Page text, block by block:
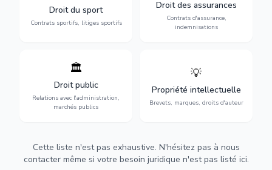
Droit du sport
Contrats sportifs, litiges sportifs
transferts, sponsoring et
contentieux.
Droit des assurances
Contrats d'assurance,
indemnisations
sinistres et indemnisations
optimales.
🏛️
Droit public
Relations avec l'administration,
marchés publics
Gestion de vos relations
avec l'administration :
marchés publics,
urbanisme et contentieux.
💡
Propriété intellectuelle
Brevets, marques, droits d'auteur
Protection de vos créations
d'auteur et lutte contre la
contrefaçon.
Cette liste n'est pas exhaustive. N'hésitez pas à nous
contacter même si votre besoin juridique n'est pas listé ici.